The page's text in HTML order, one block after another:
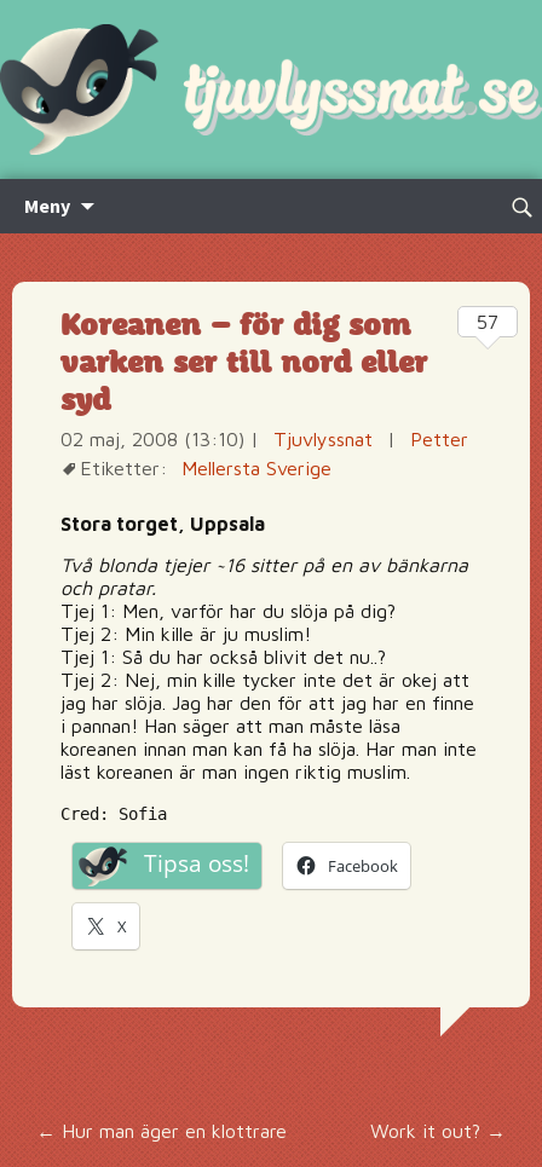
Meny
innehåll
Sök
Koreanen – för dig som
varken ser till nord eller
syd
02 maj, 2008 (13:10) | Tjuvlyssnat |
Petter
Etiketter:
Mellersta Sverige
Stora torget, Uppsala
Två blonda tjejer ~16 sitter på en av bänkarna
och pratar.
Tjej 1: Men, varför har du slöja på dig?
Tjej 2: Min kille är ju muslim!
Tjej 1: Så du har också blivit det nu..?
Tjej 2: Nej, min kille tycker inte det är okej att
jag har slöja. Jag har den för att jag har en finne
i pannan! Han säger att man måste läsa
koreanen innan man kan få ha slöja. Har man inte
läst koreanen är man ingen riktig muslim.
Cred: Sofia
Tipsa oss! Facebook
X
57
Inläggsnavigering
←Hur man äger en klottrare Work it out? →